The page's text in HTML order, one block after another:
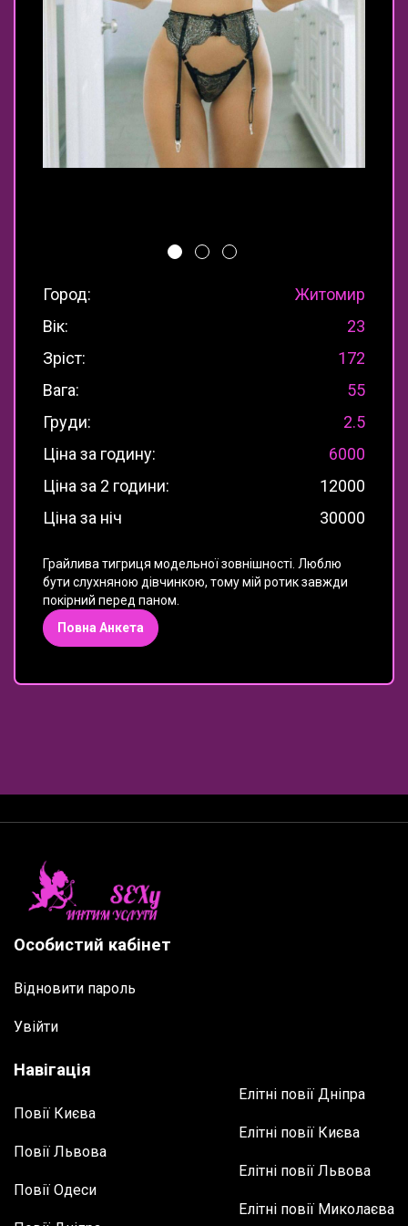
Город:
Житомир
Вік:
23
Зріст:
172
Вага:
55
Груди:
2.5
Ціна за годину:
6000
Ціна за 2 години:
12000
Ціна за ніч
30000
Грайлива тигриця модельної зовнішності. Люблю
бути слухняною дівчинкою, тому мій ротик завжди
покірний перед паном.
Повна Анкета
Особистий кабінет
Відновити пароль
Увійти
Навігація
Повії Києва
Повії Львова
Повії Одеси
Елітні повії Дніпра
Елітні повії Києва
Елітні повії Львова
Елітні повії Миколаєва